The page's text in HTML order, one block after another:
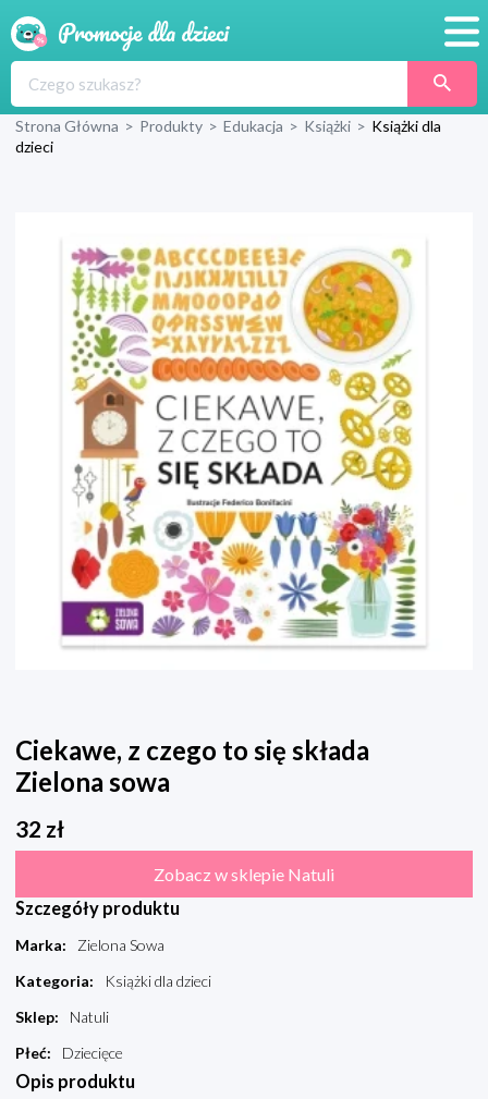
Produkty
Wyprawka
Strona Główna > Produkty > Edukacja > Książki > Książki dla
dzieci
Ciekawe, z czego to się składa
Zielona sowa
32 zł
Zobacz w sklepie Natuli
Szczegóły produktu
Marka:
Zielona Sowa
Kategoria:
Książki dla dzieci
Sklep:
Natuli
Płeć: Dziecięce
Opis produktu